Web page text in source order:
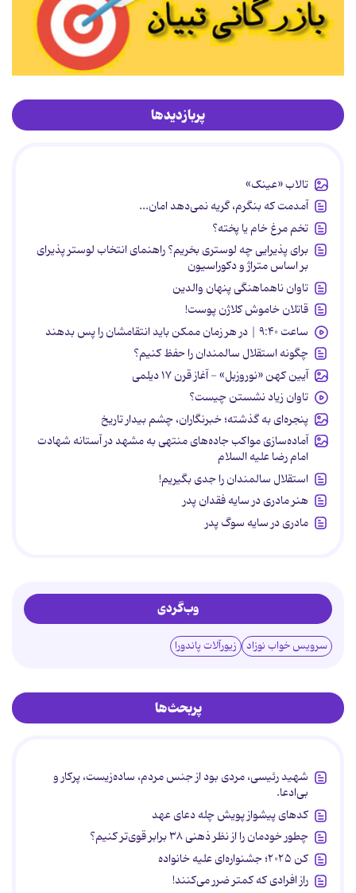
پربازدیدها
تالاب «عینک»
آمدمت که بنگرم، گریه نمی‌دهد امان...
تخم مرغ خام یا پخته؟
برای پذیرایی چه لوستری بخریم؟ راهنمای انتخاب لوستر پذیرای
بر اساس متراژ و دکوراسیون
تاوان ناهماهنگی پنهان والدین
قاتلان خاموش کلاژن پوست!
ساعت ۹:۴۰ | در هر زمان ممکن باید انتقامشان را پس بدهند
چگونه استقلال سالمندان را حفظ کنیم؟
آیین کهن «نوروزبل» - آغاز قرن ۱۷ دیلمی
تاوان زیاد نشستن چیست؟
پنجره‌ای به گذشته؛ خبرنگاران، چشم بیدار تاریخ
آماده‌سازی مواکب جاده‌های منتهی به مشهد در آستانه شهادت
امام رضا علیه السلام
استقلال سالمندان را جدی بگیریم!
هنر مادری در سایه‌ فقدان پدر
مادری در سایه سوگ پدر
وب‌گردی
سرویس خواب نوزاد زیورآلات پاندورا
پربحث‌ها
شهید رئیسی، مردی بود از جنس مردم، ساده‌زیست، پرکار و
بی‌ادعا.
کدهای پیشواز پویش چله دعای عهد
چطور خودمان را از نظر ذهنی ۳۸ برابر قوی‌تر کنیم؟
کن ۲۰۲۵؛ جشنواره‌ای علیه خانواده
راز افرادی که کمتر ضرر می‌کنند!